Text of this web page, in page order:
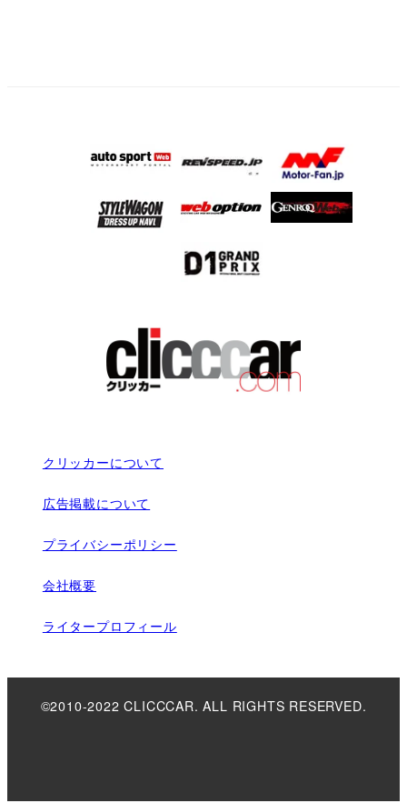
クリッカーについて
広告掲載について
プライバシーポリシー
会社概要
ライタープロフィール
©2010-2022 CLICCCAR. ALL RIGHTS RESERVED.